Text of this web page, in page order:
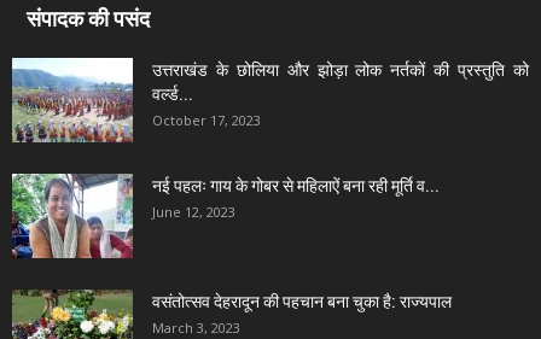
संपादक की पसंद
उत्तराखंड के छोलिया और झोड़ा लोक नर्तकों की प्रस्तुति को
वर्ल्ड...
October 17, 2023
नई पहलः गाय के गोबर से महिलाऐं बना रही मूर्ति व...
June 12, 2023
वसंतोत्सव देहरादून की पहचान बना चुका है: राज्यपाल
March 3, 2023